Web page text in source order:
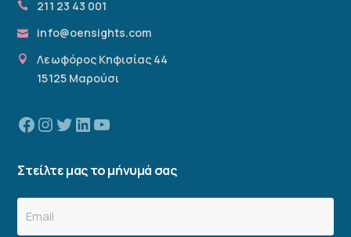
211 23 43 001
info@oensights.com
Λεωφόρος Κηφισίας 44
15125 Μαρούσι
Facebook
Instagram
TwitterLinkedinYouTube
Στείλτε μας το μήνυμά σας